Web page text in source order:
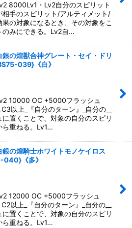
8000Lv1・Lv2自分のスピリット
相手のスピリット/アルティメット/
果の対象になるとき、その対象をこ
のみにできる。Lv2自…
の煌獣合神グレート・セイ・ドリ
039}《白》
10000 OC +5000フラッシュ
C3以上_『自分のターン』_自分の__
に置くことで、対象の自分のスピリ
ら重ねる。Lv1…
の煌騎士ホワイトモノケイロス
040}《多》
12000 OC +5000フラッシュ
C2以上_『自分のターン』_自分の__
に置くことで、対象の自分のスピリ
ら重ねる。Lv1…